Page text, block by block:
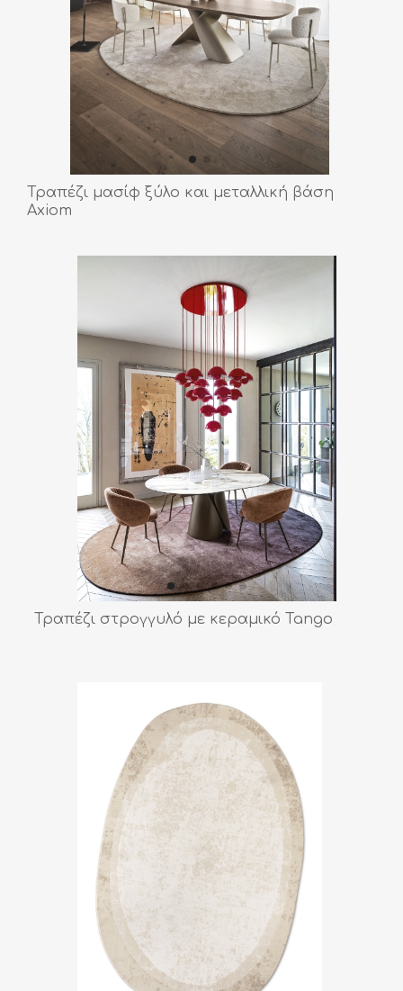
Τραπέζι μασίφ ξύλο και μεταλλική βάση
Axiom
Τραπέζι στρογγυλό με κεραμικό Tango